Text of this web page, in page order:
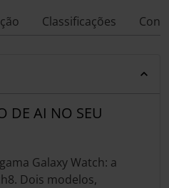
Classificações
DE AI NO SEU
Galaxy Watch: a
Dois modelos,